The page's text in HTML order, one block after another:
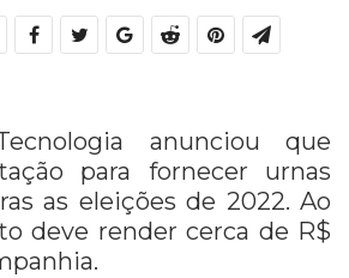
anunciou que
para fornecer urnas
as eleições de 2022. Ao
deve render cerca de R$